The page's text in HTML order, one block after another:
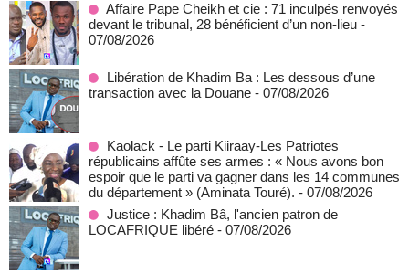
Affaire Pape Cheikh et cie : 71 inculpés renvoyés
devant le tribunal, 28 bénéficient d’un non-lieu -
07/08/2026
Libération de Khadim Ba : Les dessous d’une
transaction avec la Douane - 07/08/2026
Kaolack - Le parti Kiiraay-Les Patriotes
républicains affûte ses armes : « Nous avons bon
espoir que le parti va gagner dans les 14 communes
du département » (Aminata Touré). - 07/08/2026
Justice : Khadim Bâ, l'ancien patron de
LOCAFRIQUE libéré - 07/08/2026